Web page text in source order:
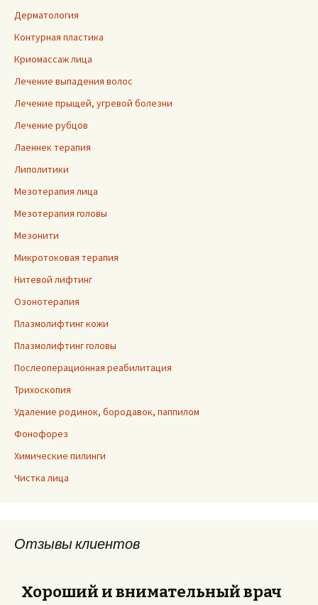
Дерматология
Контурная пластика
Криомассаж лица
Лечение выпадения волос
Лечение прыщей, угревой болезни
Лечение рубцов
Лаеннек терапия
Липолитики
Мезотерапия лица
Мезотерапия головы
Мезонити
Микротоковая терапия
Нитевой лифтинг
Озонотерапия
Плазмолифтинг кожи
Плазмолифтинг головы
Послеоперационная реабилитация
Трихоскопия
Удаление родинок, бородавок, паппилом
Фонофорез
Химические пилинги
Чистка лица
Отзывы клиентов
Хороший и внимательный врач